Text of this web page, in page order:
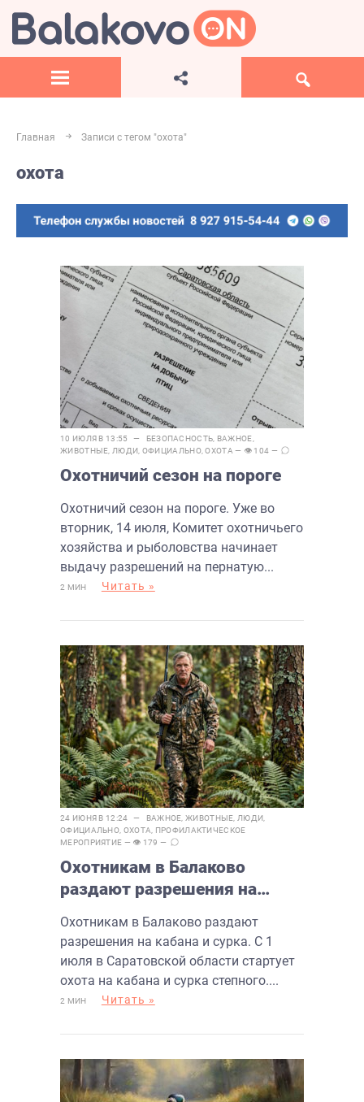
Главная Записи с тегом "охота"
охота
10 ИЮЛЯ В 13:55 — БЕЗОПАСНОСТЬ ВАЖНОЕ
ЖИВОТНЫЕ ЛЮДИ ОФИЦИАЛЬНО,ОХОТА — 👁 104 —
Охотничий сезон на пороге
Охотничий сезон на пороге. Уже во
вторник, 14 июля, Комитет охотничьего
хозяйства и рыболовства начинает
выдачу разрешений на пернатую...
2 МИН Читать »
24 ИЮНЯ В 12:24 — ВАЖНОЕ ,ЖИВОТНЫЕ ЛЮДИ
ОФИЦИАЛЬНО ОХОТА
ПРОФИЛАКТИЧЕСКОЕ
МЕРОПРИЯТИЕ — 👁 179 —
Охотникам в Балаково
раздают разрешения на
Охотникам в Балаково раздают
разрешения на кабана и сурка. С 1
июля в Саратовской области стартует
охота на кабана и сурка степного....
2 МИН Читать »